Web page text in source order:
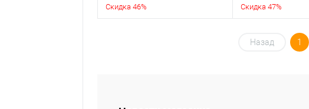
Скидка 46% Скидка 47%
Назад 1